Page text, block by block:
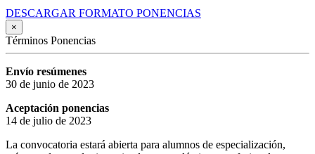
DESCARGAR FORMATO PONENCIAS
×
Términos Ponencias
Envío resúmenes
30 de junio de 2023
Aceptación ponencias
14 de julio de 2023
La convocatoria estará abierta para alumnos de especialización,